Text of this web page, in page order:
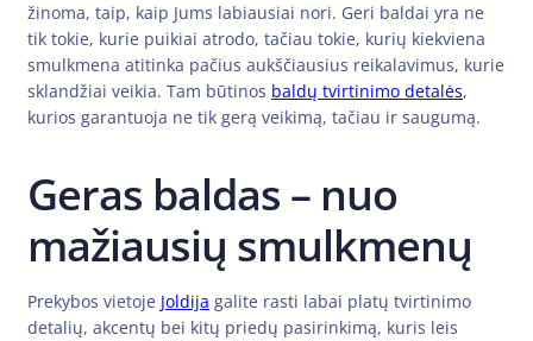
žinoma, taip, kaip Jums labiausiai nori. Geri baldai yra ne
tik tokie, kurie puikiai atrodo, tačiau tokie, kurių kiekviena
smulkmena atitinka pačius aukščiausius reikalavimus, kurie
sklandžiai veikia. Tam būtinos baldų tvirtinimo detalės,
kurios garantuoja ne tik gerą veikimą, tačiau ir saugumą.
Geras baldas – nuo
mažiausių smulkmenų
Prekybos vietoje Joldija galite rasti labai platų tvirtinimo
detalių, akcentų bei kitų priedų pasirinkimą, kuris leis